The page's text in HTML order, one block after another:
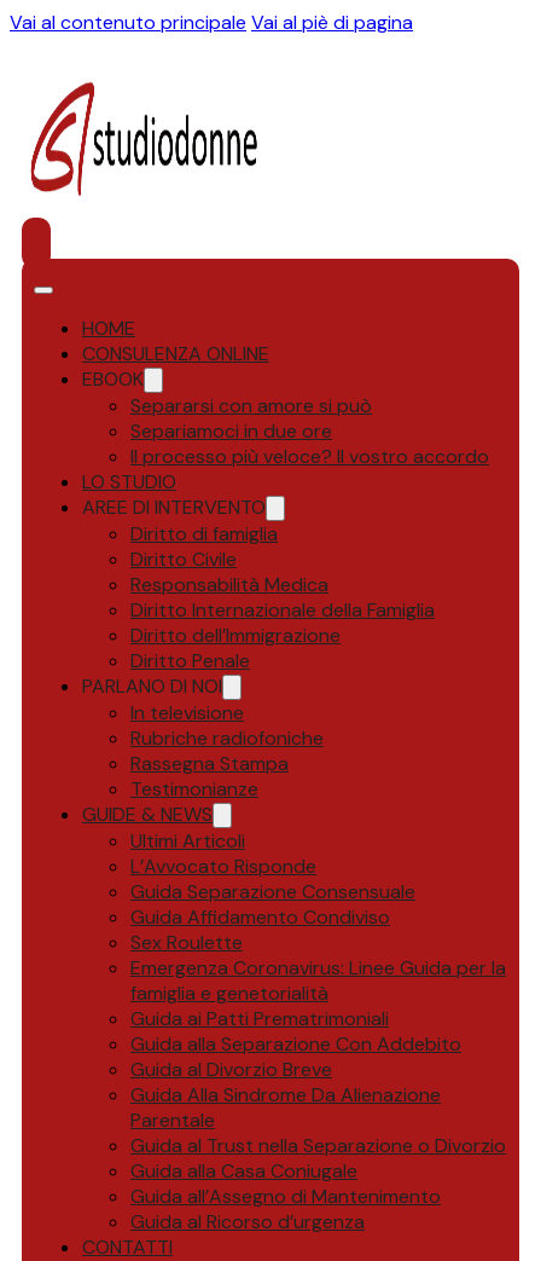
Vai al contenuto principale Vai al piè di pagina
HOME
CONSULENZA ONLINE
EBOOK
Separarsi con amore si può
Separiamoci in due ore
Il processo più veloce? Il vostro accordo
LO STUDIO
AREE DI INTERVENTO
Diritto di famiglia
Diritto Civile
Responsabilità Medica
Diritto Internazionale della Famiglia
Diritto dell’Immigrazione
Diritto Penale
PARLANO DI NOI
In televisione
Rubriche radiofoniche
Rassegna Stampa
Testimonianze
GUIDE & NEWS
Ultimi Articoli
L’Avvocato Risponde
Guida Separazione Consensuale
Guida Affidamento Condiviso
Sex Roulette
Emergenza Coronavirus: Linee Guida per la
famiglia e genetorialità
Guida ai Patti Prematrimoniali
Guida alla Separazione Con Addebito
Guida al Divorzio Breve
Guida Alla Sindrome Da Alienazione
Parentale
Guida al Trust nella Separazione o Divorzio
Guida alla Casa Coniugale
Guida all’Assegno di Mantenimento
Guida al Ricorso d’urgenza
CONTATTI